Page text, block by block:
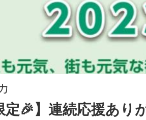
定🎉】連続応援あり